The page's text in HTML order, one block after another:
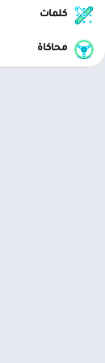
كلمات
محاكاة